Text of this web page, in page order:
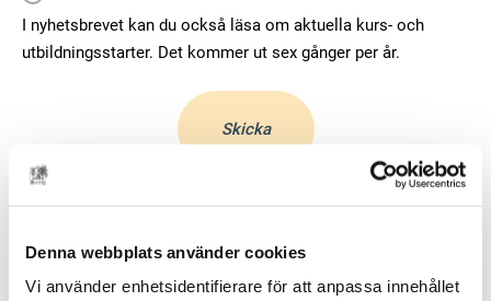
Denna webbplats använder cookies
Vi använder enhetsidentifierare för att anpassa innehållet
I nyhetsbrevet kan du också läsa om aktuella kurs- och
utbildningsstarter. Det kommer ut sex gånger per år.